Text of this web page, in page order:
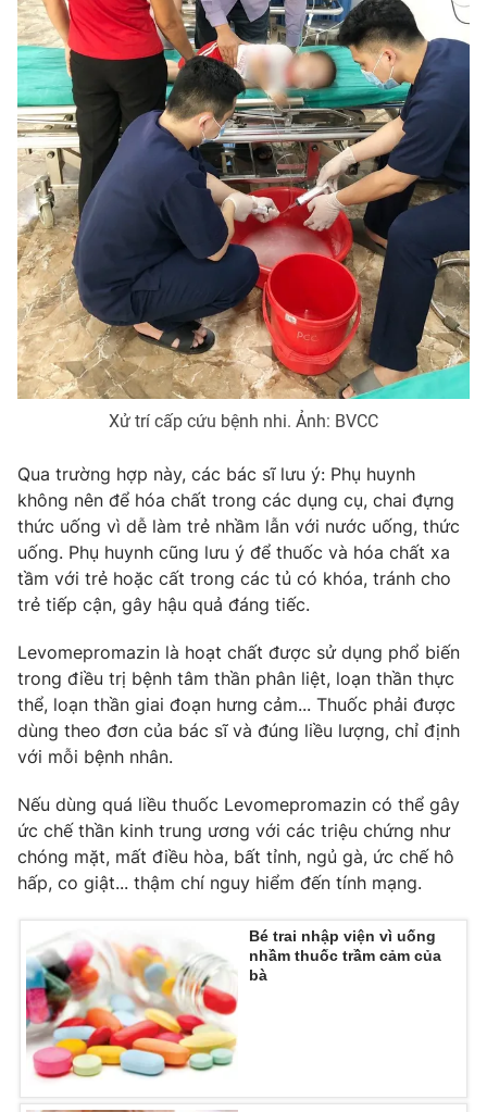
Tư vấn
Chuyên mục khác
Emagazine Podcast
Photo Infographic
Video Shorts video
VTV Money VTV Thể thao
VTV Sức khoẻ Bất động sản
Thị trường 24h Tấm lòng Việt
VTV4 Vươn mình bằng AI
VTV9 VTV8
Liên hệ tòa soạn English
THỜI BÁO VTV
Theo dõi báo trên
Cơ quan chủ quản: Đài Truyền hình Việt Nam
Giấy phép hoạt động báo in và báo điện tử số 483/GP-BTTTT
cấp ngày 29/12/2023
Tổng Biên tập:Vũ Thanh Thủy
Phó Tổng Biên tập:Nguyễn Thị Mỹ Hạnh, Phạm Quốc Thắng,
Nguyễn Trọng Ninh
Tổng đài VTV:024.38 355 931 - 024.38 355 932
Xử trí cấp cứu bệnh nhi. Ảnh: BVCC
Qua trường hợp này, các bác sĩ lưu ý: Phụ huynh
không nên để hóa chất trong các dụng cụ, chai đựng
thức uống vì dễ làm trẻ nhầm lẫn với nước uống, thức
uống. Phụ huynh cũng lưu ý để thuốc và hóa chất xa
tầm với trẻ hoặc cất trong các tủ có khóa, tránh cho
trẻ tiếp cận, gây hậu quả đáng tiếc.
Levomepromazin là hoạt chất được sử dụng phổ biến
trong điều trị bệnh tâm thần phân liệt, loạn thần thực
thể, loạn thần giai đoạn hưng cảm... Thuốc phải được
dùng theo đơn của bác sĩ và đúng liều lượng, chỉ định
với mỗi bệnh nhân.
Nếu dùng quá liều thuốc Levomepromazin có thể gây
ức chế thần kinh trung ương với các triệu chứng như
chóng mặt, mất điều hòa, bất tỉnh, ngủ gà, ức chế hô
hấp, co giật... thậm chí nguy hiểm đến tính mạng.
Bé trai nhập viện vì uống
nhầm thuốc trầm cảm của
bà